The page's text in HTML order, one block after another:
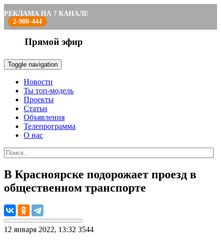
РЕКЛАМА НА 7 КАНАЛЕ
2-900-444
Прямой эфир
Toggle navigation
Новости
Ты топ-модель
Проекты
Статьи
Объявления
Телепрограмма
О нас
В Красноярске подорожает проезд в
общественном транспорте
12 января 2022, 13:32 3544